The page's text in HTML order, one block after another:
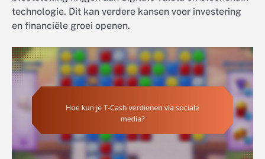
technologie. Dit kan verdere kansen voor investering
en financiële groei openen.